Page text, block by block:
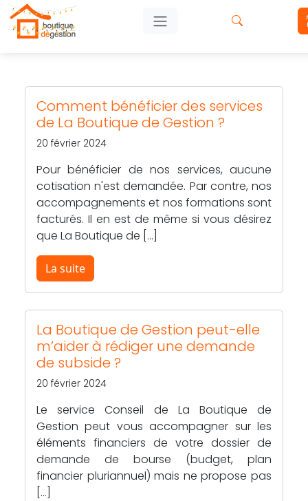
Comment bénéficier des services
de La Boutique de Gestion ?
20 février 2024
Pour bénéficier de nos services, aucune
cotisation n'est demandée. Par contre, nos
accompagnements et nos formations sont
facturés. Il en est de même si vous désirez
que La Boutique de […]
La suite
La Boutique de Gestion peut-elle
m’aider à rédiger une demande
de subside ?
20 février 2024
Le service Conseil de La Boutique de
Gestion peut vous accompagner sur les
éléments financiers de votre dossier de
demande de bourse (budget, plan
financier pluriannuel) mais ne propose pas
[…]